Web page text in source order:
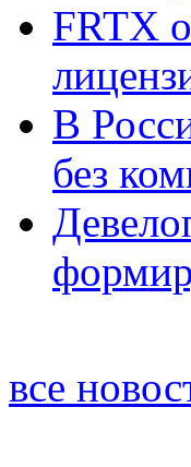
FRTX
В
без
все